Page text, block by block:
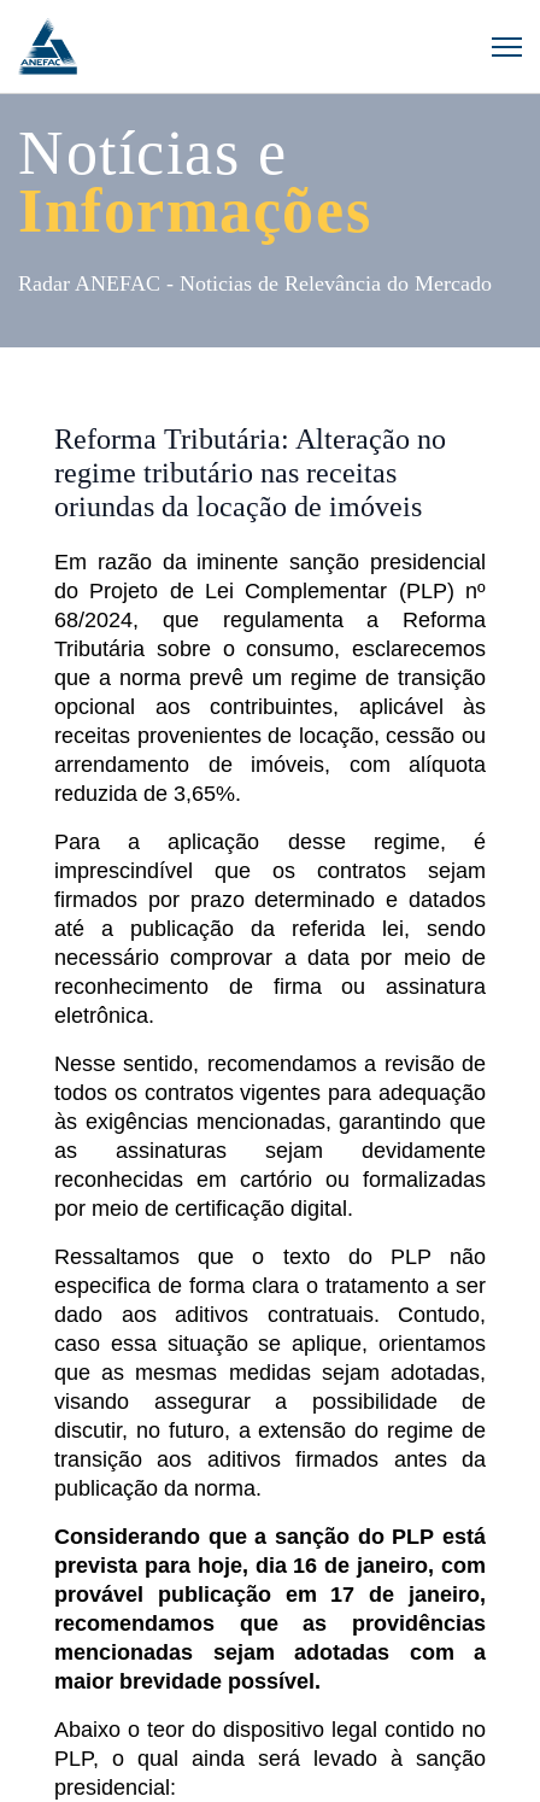
Notícias e
Informações
Radar ANEFAC - Noticias de Relevância do Mercado
Reforma Tributária: Alteração no
regime tributário nas receitas
oriundas da locação de imóveis
Em razão da iminente sanção presidencial
do Projeto de Lei Complementar (PLP) nº
68/2024, que regulamenta a Reforma
Tributária sobre o consumo, esclarecemos
que a norma prevê um regime de transição
opcional aos contribuintes, aplicável às
receitas provenientes de locação, cessão ou
arrendamento de imóveis, com alíquota
reduzida de 3,65%.
Para a aplicação desse regime, é
imprescindível que os contratos sejam
firmados por prazo determinado e datados
até a publicação da referida lei, sendo
necessário comprovar a data por meio de
reconhecimento de firma ou assinatura
eletrônica.
Nesse sentido, recomendamos a revisão de
todos os contratos vigentes para adequação
às exigências mencionadas, garantindo que
as assinaturas sejam devidamente
reconhecidas em cartório ou formalizadas
por meio de certificação digital.
Ressaltamos que o texto do PLP não
especifica de forma clara o tratamento a ser
dado aos aditivos contratuais. Contudo,
caso essa situação se aplique, orientamos
que as mesmas medidas sejam adotadas,
visando assegurar a possibilidade de
discutir, no futuro, a extensão do regime de
transição aos aditivos firmados antes da
publicação da norma.
Considerando que a sanção do PLP está
prevista para hoje, dia 16 de janeiro, com
provável publicação em 17 de janeiro,
recomendamos que as providências
mencionadas sejam adotadas com a
maior brevidade possível .
Abaixo o teor do dispositivo legal contido no
PLP, o qual ainda será levado à sanção
presidencial: